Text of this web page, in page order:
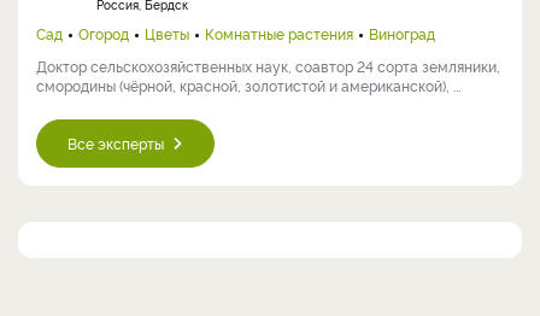
Россия, Бердск
Сад Огород Цветы Комнатные растения
Виноград
Доктор сельскохозяйственных наук, соавтор 24 сорта земляники,
смородины (чёрной, красной, золотистой и американской), ...
Все эксперты